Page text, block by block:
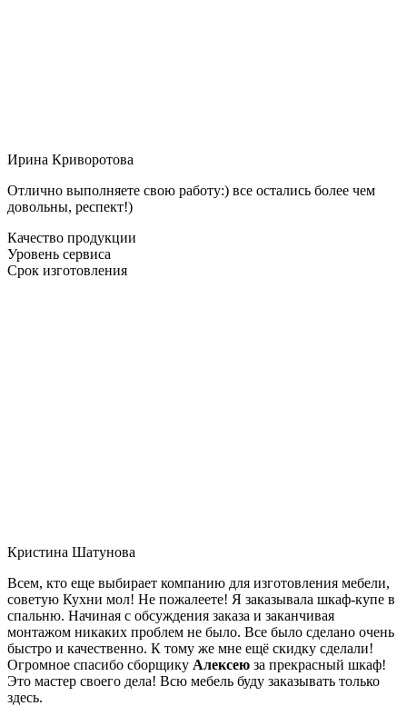
Ирина Криворотова
Отлично выполняете свою работу:) все остались более чем
довольны, респект!)
Качество продукции
Уровень сервиса
Срок изготовления
Кристина Шатунова
Всем, кто еще выбирает компанию для изготовления мебели,
советую Кухни мол! Не пожалеете! Я заказывала шкаф-купе в
спальню. Начиная с обсуждения заказа и заканчивая
монтажом никаких проблем не было. Все было сделано очень
быстро и качественно. К тому же мне ещё скидку сделали!
Огромное спасибо сборщику Алексею за прекрасный шкаф!
Это мастер своего дела! Всю мебель буду заказывать только
здесь.